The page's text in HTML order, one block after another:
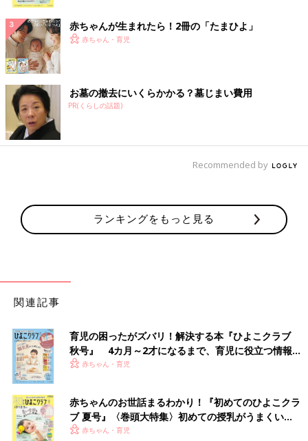
すが、実は、長女を出産したあとにお休みをしているんです。そ
のとき、「育児はこうであるべき」とか「母親はこうであるべ
き」と、自分自身で決めつけてしまっていたところがあって。母
親たるもの、水着で仕事をするなんてありえないと、自分の中で
そういう思いがあったので、グラビアはいっさいしていなかった
んです。
ただ、2人目を産んだあとに、「〇〇ちゃんのママ」とか「〇〇
さんの奥さん」としか呼ばれなくなってきて、そこから、自分の
人生について再び考え始めました。子育てって、子どもたちがひ
とり立ちすることがゴールだと思っているので、それぞれが2
を越えれば、いったん親の役目は終わりかなと思うんです。じゃ
分のやりたいことをやっていきたいなと。私にとってのそれは、
大好きなグラビアだったんですね。それで、2人目を出産したあ
とから、またグラビアに復帰させてもらいました。
と思いますが、妊娠や出産を経験して体型に変化はありました
か？
熊田 だいぶ変化しましたね。長女を妊娠したときは16キロ、二
女は14キロ、三女は18キロまで増えました。でも、その戻し方
も、子どもたちが本当に親孝行だと思うんですけど、完全母乳だ
とカロリー消費がとにかくすごいんです。
多いときは、700キロカロリーも吸ってくれるみたいで、それっ
て、ジムに行って頑張って2時間ぐらい走っても消費できないぐ
らいのカロリー。だから、体型を戻せたのは、子どもたちが頑張
赤ちゃんが生まれたら！2冊の「たまひよ」
赤ちゃん・育児
お墓の撤去にいくらかかる？墓じまい費用
PR(くらしの話題)
Recommended by
ランキングをもっと見る
関連記事
育児の困ったがズバリ！解決する本『ひよこクラブ
秋号』 4カ月～2才になるまで、育児に役立つ情報が
いっぱい！
赤ちゃん・育児
赤ちゃんのお世話まるわかり！『初めてのひよこクラ
ブ 夏号』〈巻頭大特集〉初めての授乳がうまくい
く！ おっぱい・ミルクの基本と夏のトラブル 解決テ
赤ちゃん・育児